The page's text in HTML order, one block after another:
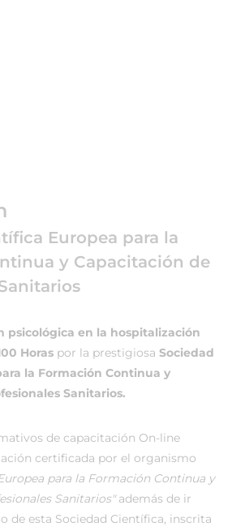
Europea para la
y Capacitación de
psicológica en la hospitalización
Horas por la prestigiosa Sociedad
la Formación Continua y
Sanitarios.
de capacitación On-line
certificada por el organismo
para la Formación Continua y
Sanitarios"además de ir
de esta Sociedad Científica, inscrita